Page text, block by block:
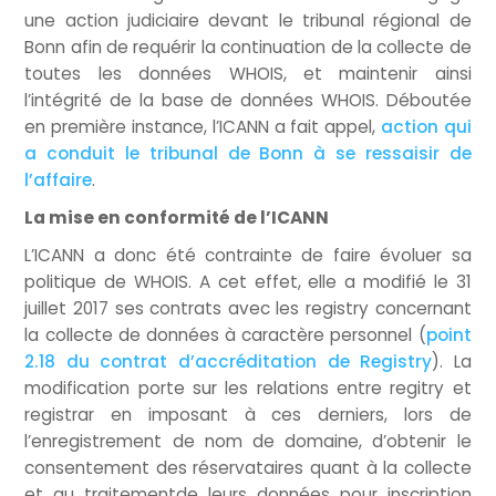
une action judiciaire devant le tribunal régional de
Bonn afin de requérir la continuation de la collecte de
toutes les données WHOIS, et maintenir ainsi
l’intégrité de la base de données WHOIS. Déboutée
en première instance, l’ICANN a fait appel, action qui
a conduit le tribunal de Bonn à se ressaisir de
l’affaire.
La mise en conformité de l’ICANN
L’ICANN a donc été contrainte de faire évoluer sa
politique de WHOIS. A cet effet, elle a modifié le 31
juillet 2017 ses contrats avec les registry concernant
la collecte de données à caractère personnel (point
2.18 du contrat d’accréditation de Registry). La
modification porte sur les relations entre regitry et
registrar en imposant à ces derniers, lors de
l’enregistrement de nom de domaine, d’obtenir le
consentement des réservataires quant à la collecte